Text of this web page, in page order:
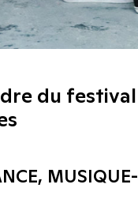
du festival
MUSIQUE-